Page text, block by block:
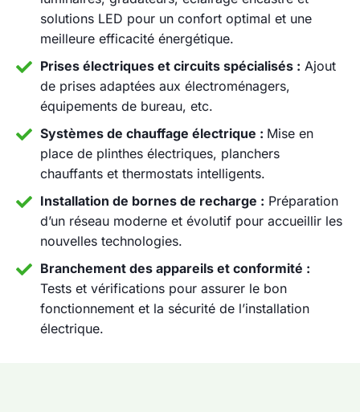
solutions LED pour un confort optimal et une
meilleure efficacité énergétique.
Prises électriques et circuits spécialisés : Ajout
de prises adaptées aux électroménagers,
équipements de bureau, etc.
Systèmes de chauffage électrique : Mise en
place de plinthes électriques, planchers
chauffants et thermostats intelligents.
Installation de bornes de recharge : Préparation
d’un réseau moderne et évolutif pour accueillir les
nouvelles technologies.
Branchement des appareils et conformité :
Tests et vérifications pour assurer le bon
fonctionnement et la sécurité de l’installation
électrique.